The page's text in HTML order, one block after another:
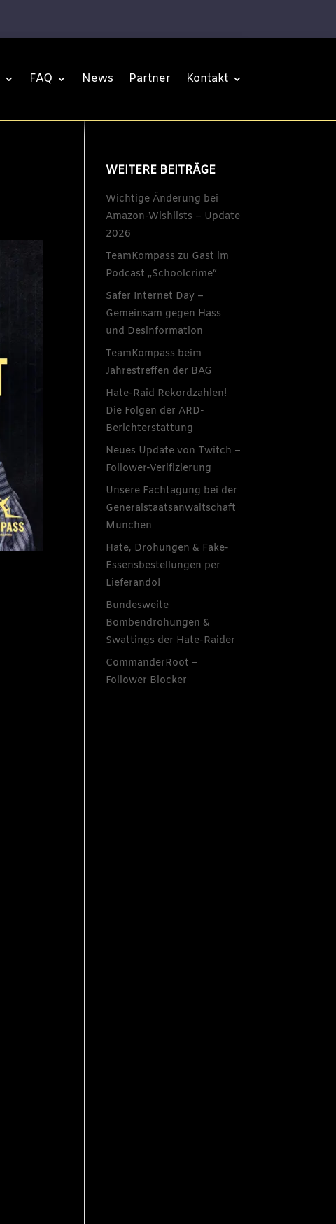
FAQ News Partner Kontakt
WEITERE BEITRÄGE
Wichtige Änderung bei
Amazon-Wishlists – Update
2026
TeamKompass zu Gast im
Podcast „Schoolcrime“
Safer Internet Day –
Gemeinsam gegen Hass
und Desinformation
TeamKompass beim
Jahrestreffen der BAG
Hate-Raid Rekordzahlen!
Die Folgen der ARD-
Berichterstattung
Neues Update von Twitch –
Follower-Verifizierung
Unsere Fachtagung bei der
Generalstaatsanwaltschaft
München
Hate, Drohungen & Fake-
Essensbestellungen per
Lieferando!
Bundesweite
Bombendrohungen &
Swattings der Hate-Raider
CommanderRoot –
Follower Blocker